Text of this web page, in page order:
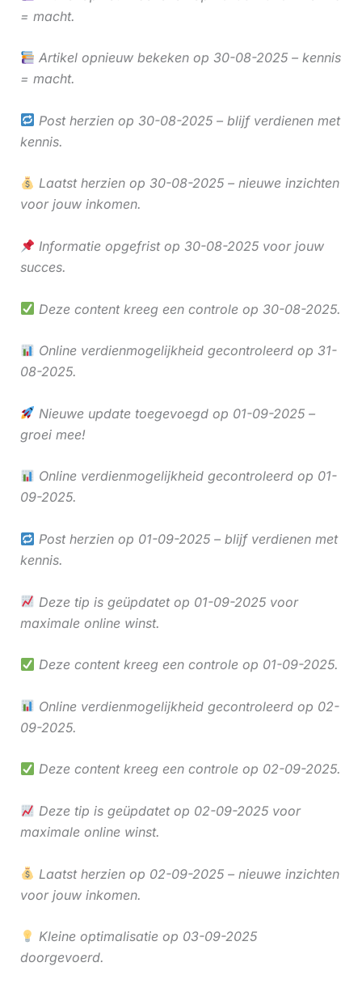
= macht.
Artikel opnieuw bekeken op 30-08-2025 – kennis
= macht.
Post herzien op 30-08-2025 – blijf verdienen met
kennis.
Laatst herzien op 30-08-2025 – nieuwe inzichten
voor jouw inkomen.
Informatie opgefrist op 30-08-2025 voor jouw
succes.
Deze content kreeg een controle op 30-08-2025.
Online verdienmogelijkheid gecontroleerd op 31-
08-2025.
Nieuwe update toegevoegd op 01-09-2025 –
groei mee!
Online verdienmogelijkheid gecontroleerd op 01-
09-2025.
Post herzien op 01-09-2025 – blijf verdienen met
kennis.
Deze tip is geüpdatet op 01-09-2025 voor
maximale online winst.
Deze content kreeg een controle op 01-09-2025.
Online verdienmogelijkheid gecontroleerd op 02-
09-2025.
Deze content kreeg een controle op 02-09-2025.
Deze tip is geüpdatet op 02-09-2025 voor
maximale online winst.
Laatst herzien op 02-09-2025 – nieuwe inzichten
voor jouw inkomen.
Kleine optimalisatie op 03-09-2025
doorgevoerd.